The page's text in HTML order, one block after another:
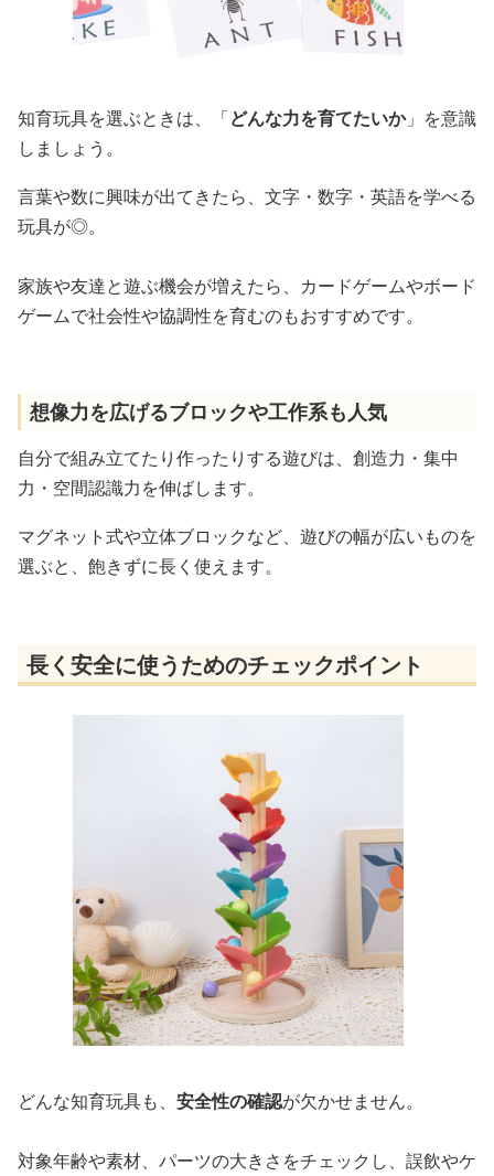
知育玩具を選ぶときは、「どんな力を育てたいか」を意識
しましょう。
言葉や数に興味が出てきたら、文字・数字・英語を学べる
玩具が◎。
家族や友達と遊ぶ機会が増えたら、カードゲームやボード
ゲームで社会性や協調性を育むのもおすすめです。
想像力を広げるブロックや工作系も人気
自分で組み立てたり作ったりする遊びは、創造力・集中
力・空間認識力を伸ばします。
マグネット式や立体ブロックなど、遊びの幅が広いものを
選ぶと、飽きずに長く使えます。
長く安全に使うためのチェックポイント
どんな知育玩具も、 安全性の確認が欠かせません。
対象年齢や素材、パーツの大きさをチェックし、誤飲やケ